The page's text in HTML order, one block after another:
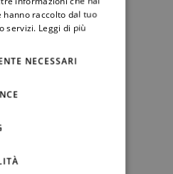
hanno raccolto dal tuo
servizi. Leggi di più
NECESSARI